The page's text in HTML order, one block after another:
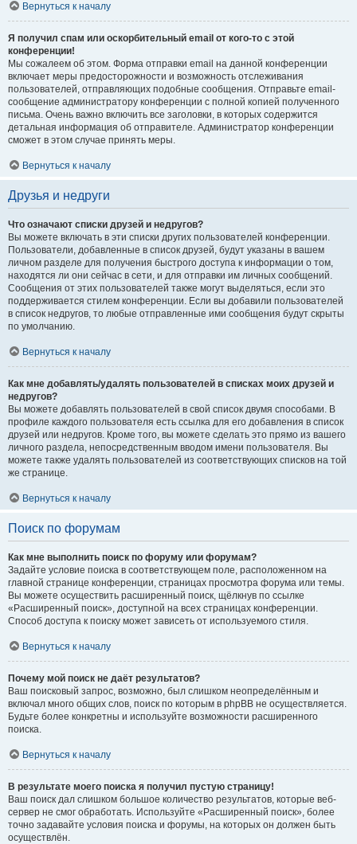
Вернуться к началу
Я получил спам или оскорбительный email от кого-то с этой
конференции!
Мы сожалеем об этом. Форма отправки email на данной конференции
включает меры предосторожности и возможность отслеживания
пользователей, отправляющих подобные сообщения. Отправьте email-
сообщение администратору конференции с полной копией полученного
письма. Очень важно включить все заголовки, в которых содержится
детальная информация об отправителе. Администратор конференции
сможет в этом случае принять меры.
Вернуться к началу
Друзья и недруги
Что означают списки друзей и недругов?
Вы можете включать в эти списки других пользователей конференции.
Пользователи, добавленные в список друзей, будут указаны в вашем
личном разделе для получения быстрого доступа к информации о том,
находятся ли они сейчас в сети, и для отправки им личных сообщений.
Сообщения от этих пользователей также могут выделяться, если это
поддерживается стилем конференции. Если вы добавили пользователей
в список недругов, то любые отправленные ими сообщения будут скрыты
по умолчанию.
Вернуться к началу
Как мне добавлять/удалять пользователей в списках моих друзей и
недругов?
Вы можете добавлять пользователей в свой список двумя способами. В
профиле каждого пользователя есть ссылка для его добавления в список
друзей или недругов. Кроме того, вы можете сделать это прямо из вашего
личного раздела, непосредственным вводом имени пользователя. Вы
можете также удалять пользователей из соответствующих списков на той
же странице.
Вернуться к началу
Поиск по форумам
Как мне выполнить поиск по форуму или форумам?
Задайте условие поиска в соответствующем поле, расположенном на
главной странице конференции, страницах просмотра форума или темы.
Вы можете осуществить расширенный поиск, щёлкнув по ссылке
«Расширенный поиск», доступной на всех страницах конференции.
Способ доступа к поиску может зависеть от используемого стиля.
Вернуться к началу
Почему мой поиск не даёт результатов?
Ваш поисковый запрос, возможно, был слишком неопределённым и
включал много общих слов, поиск по которым в phpBB не осуществляется.
Будьте более конкретны и используйте возможности расширенного
поиска.
Вернуться к началу
В результате моего поиска я получил пустую страницу!
Ваш поиск дал слишком большое количество результатов, которые веб-
сервер не смог обработать. Используйте «Расширенный поиск», более
точно задавайте условия поиска и форумы, на которых он должен быть
осуществлён.